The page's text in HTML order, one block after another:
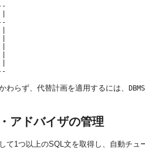
|
らず、代替計画を適用するには、
アドバイザの管理
て1つ以上のSQL文を取得し、自動チ